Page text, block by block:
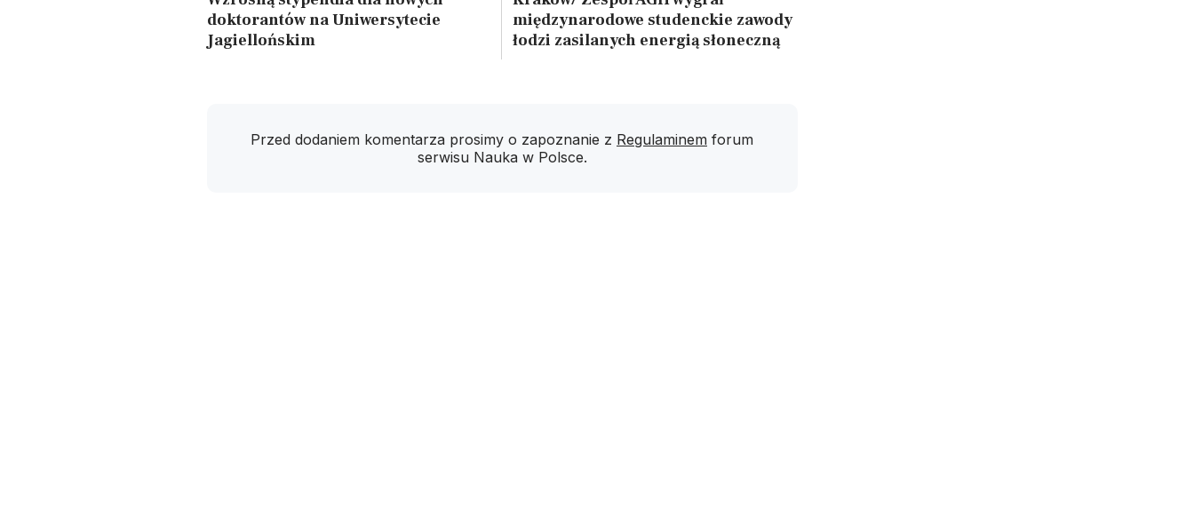
doktorantów na Uniwersytecie
Jagiellońskim
międzynarodowe studenckie zawody
łodzi zasilanych energią słoneczną
Przed dodaniem komentarza prosimy o zapoznanie z Regulaminem forum
serwisu Nauka w Polsce.